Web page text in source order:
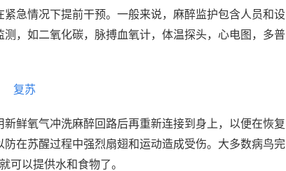
急情况下提前干预。一般来说，麻醉监护包含人员和设
，如二氧化碳，脉搏血氧计，体温探头，心电图，多普
复苏
鲜氧气冲洗麻醉回路后再重新连接到身上，以便在恢复
在苏醒过程中强烈扇翅和运动造成受伤。大多数病鸟完
可以提供水和食物了。